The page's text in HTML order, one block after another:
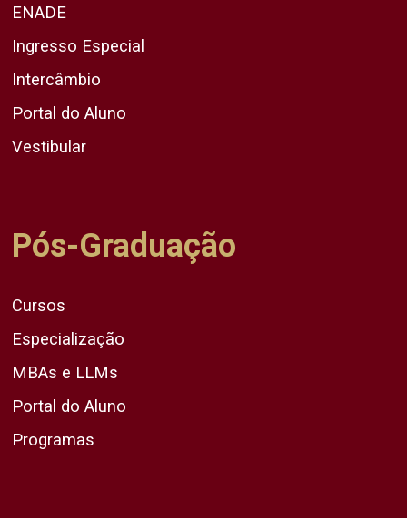
ENADE
Ingresso Especial
Intercâmbio
Portal do Aluno
Vestibular
Pós-Graduação
Cursos
Especialização
MBAs e LLMs
Portal do Aluno
Programas